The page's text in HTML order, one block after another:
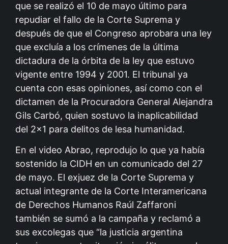
que se realizó el 10 de mayo último para
repudiar el fallo de la Corte Suprema y
después de que el Congreso aprobara una ley
que excluía a los crímenes de la última
dictadura de la órbita de la ley que estuvo
vigente entre 1994 y 2001. El tribunal ya
cuenta con esas opiniones, así como con el
dictamen de la Procuradora General Alejandra
Gils Carbó, quien sostuvo la inaplicabilidad
del 2×1 para delitos de lesa humanidad.
En el video Abrao, reprodujo lo que ya había
sostenido la CIDH en un comunicado del 27
de mayo. El exjuez de la Corte Suprema y
actual integrante de la Corte Interamericana
de Derechos Humanos Raúl Zaffaroni
también se sumó a la campaña y reclamó a
sus excolegas que “la justicia argentina